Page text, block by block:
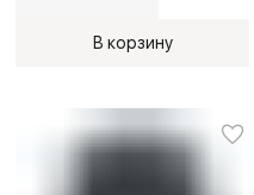
В корзину